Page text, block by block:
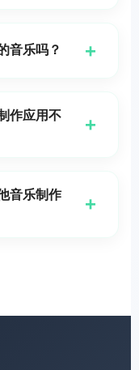
成应用，用于更
音乐吗？ +
作应用不
+
格想法中创作更完
音乐制作
+